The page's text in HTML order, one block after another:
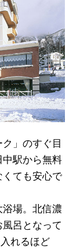
」のすぐ目
駅から無料
ても安心で
場。北信濃
呂となって
れるほど